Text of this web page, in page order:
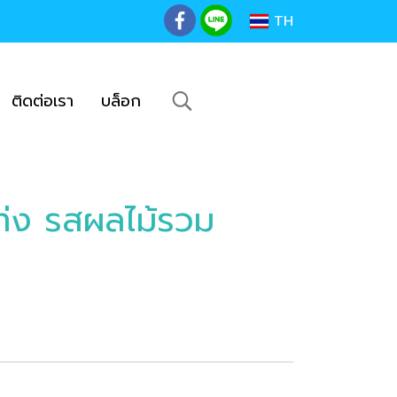
TH
ติดต่อเรา บล็อก
รสผลไม้รวม